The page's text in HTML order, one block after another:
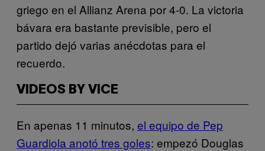
griego en el Allianz Arena por 4-0. La victoria
bávara era bastante previsible, pero el
partido dejó varias anécdotas para el
recuerdo.
VIDEOS BY VICE
En apenas 11 minutos, el equipo de Pep
Guardiola anotó tres goles: empezó Douglas